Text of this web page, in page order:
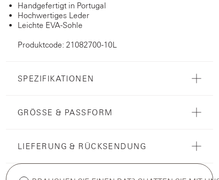
Handgefertigt in Portugal
Hochwertiges Leder
Leichte EVA-Sohle
Produktcode: 21082700-10L
SPEZIFIKATIONEN
GRÖSSE & PASSFORM
LIEFERUNG & RÜCKSENDUNG